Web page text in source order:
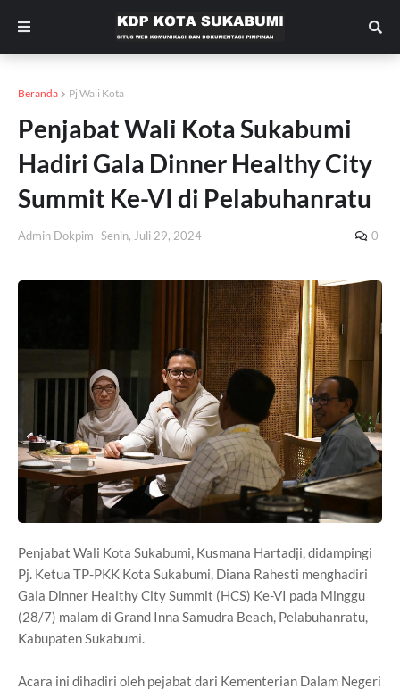
Beranda Pj Wali Kota
Penjabat Wali Kota Sukabumi
Hadiri Gala Dinner Healthy City
Summit Ke-VI di Pelabuhanratu
Admin Dokpim Senin, Juli 29, 2024 0
Penjabat Wali Kota Sukabumi, Kusmana Hartadji, didampingi
Pj. Ketua TP-PKK Kota Sukabumi, Diana Rahesti menghadiri
Gala Dinner Healthy City Summit (HCS) Ke-VI pada Minggu
(28/7) malam di Grand Inna Samudra Beach, Pelabuhanratu,
Kabupaten Sukabumi.
Acara ini dihadiri oleh pejabat dari Kementerian Dalam Negeri